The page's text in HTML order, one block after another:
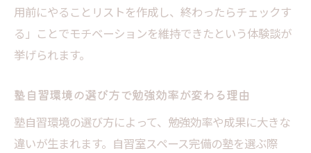
用前にやることリストを作成し、終わったらチェックす
る」ことでモチベーションを維持できたという体験談が
挙げられます。
塾自習環境の選び方で勉強効率が変わる理由
塾自習環境の選び方によって、勉強効率や成果に大きな
違いが生まれます。自習室スペース完備の塾を選ぶ際